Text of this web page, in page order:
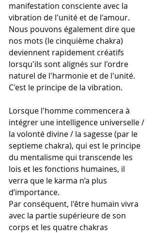
manifestation consciente avec la
vibration de l'unité et de l'amour.
Nous pouvons également dire que
nos mots (le cinquième chakra)
deviennent rapidement créatifs
lorsqu'ils sont alignés sur l'ordre
naturel de l'harmonie et de l'unité.
C'est le principe de la vibration.
Lorsque l'homme commencera à
intégrer une intelligence universelle /
la volonté divine / la sagesse (par le
septieme chakra), qui est le principe
du mentalisme qui transcende les
lois et les fonctions humaines, il
verra que le karma n’a plus
d’importance.
Par conséquent, l'être humain vivra
avec la partie supérieure de son
corps et les quatre chakras